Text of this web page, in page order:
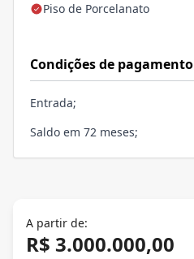
Piso de Porcelanato
Condições de pagamento
Entrada;
Saldo em 72 meses;
A partir de:
R$ 3.000.000,00